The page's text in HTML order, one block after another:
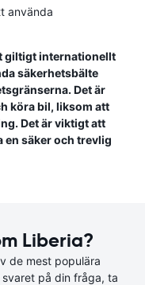
använda
giltigt internationellt
säkerhetsbälte
Det är
köra bil, liksom att
Det är viktigt att
säker och trevlig
Liberia?
de mest populära
på din fråga, ta